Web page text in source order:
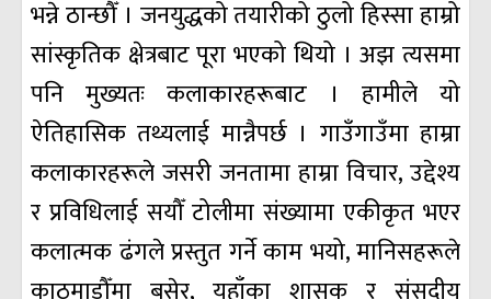
भन्ने ठान्छौँ । जनयुद्धको तयारीको ठुलो हिस्सा हाम्रो
सांस्कृतिक क्षेत्रबाट पूरा भएको थियो । अझ त्यसमा
पनि मुख्यतः कलाकारहरूबाट । हामीले यो
ऐतिहासिक तथ्यलाई मान्नैपर्छ । गाउँगाउँमा हाम्रा
कलाकारहरूले जसरी जनतामा हाम्रा विचार, उद्देश्य
र प्रविधिलाई सयौँ टोलीमा संख्यामा एकीकृत भएर
कलात्मक ढंगले प्रस्तुत गर्ने काम भयो, मानिसहरूले